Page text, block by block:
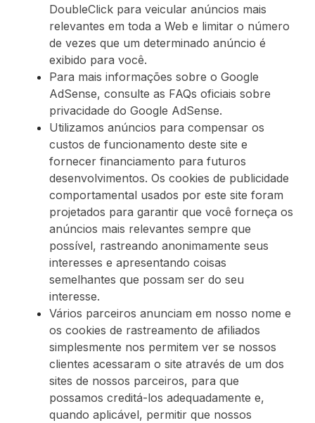
DoubleClick para veicular anúncios mais
relevantes em toda a Web e limitar o número
de vezes que um determinado anúncio é
exibido para você.
Para mais informações sobre o Google
AdSense, consulte as FAQs oficiais sobre
privacidade do Google AdSense.
Utilizamos anúncios para compensar os
custos de funcionamento deste site e
fornecer financiamento para futuros
desenvolvimentos. Os cookies de publicidade
comportamental usados ​​por este site foram
projetados para garantir que você forneça os
anúncios mais relevantes sempre que
possível, rastreando anonimamente seus
interesses e apresentando coisas
semelhantes que possam ser do seu
interesse.
Vários parceiros anunciam em nosso nome e
os cookies de rastreamento de afiliados
simplesmente nos permitem ver se nossos
clientes acessaram o site através de um dos
sites de nossos parceiros, para que
possamos creditá-los adequadamente e,
quando aplicável, permitir que nossos